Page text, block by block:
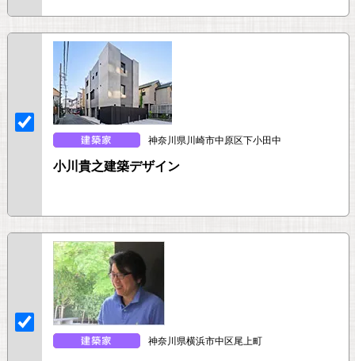
神奈川県川崎市中原区下小田中
小川貴之建築デザイン
神奈川県横浜市中区尾上町